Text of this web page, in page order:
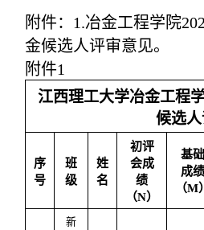
附件： 1.冶金工程学院
金候选人评审意见。
附件1
江西理工大学冶金工程
候选
序
号
班
级
姓
名
初评
会成
绩
（N）
基础
成绩
（M）
新